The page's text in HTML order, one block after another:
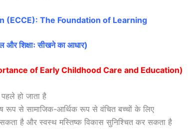
(ECCE): The Foundation of Learning
और शिक्षाः सीखने का आधार)
of Early Childhood Care and Education)
हो जाता है
रूप से सामाजिक-आर्थिक रूप से वंचित बच्चों के लिए
है और स्वस्थ मस्तिष्क विकास सुनिश्चित कर सकता है